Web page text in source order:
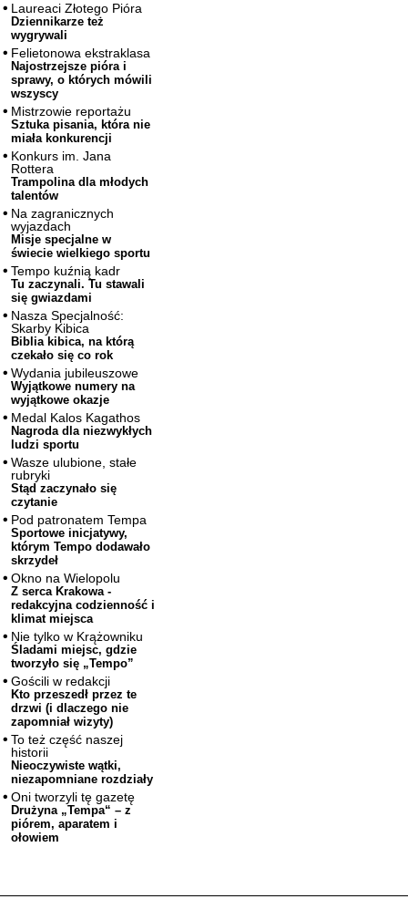
Laureaci Złotego Pióra
Dziennikarze też
wygrywali
Felietonowa ekstraklasa
Najostrzejsze pióra i
sprawy, o których mówili
wszyscy
Mistrzowie reportażu
Sztuka pisania, która nie
miała konkurencji
Konkurs im. Jana
Rottera
Trampolina dla młodych
talentów
Na zagranicznych
wyjazdach
Misje specjalne w
świecie wielkiego sportu
Tempo kuźnią kadr
Tu zaczynali. Tu stawali
się gwiazdami
Nasza Specjalność:
Skarby Kibica
Biblia kibica, na którą
czekało się co rok
Wydania jubileuszowe
Wyjątkowe numery na
wyjątkowe okazje
Medal Kalos Kagathos
Nagroda dla niezwykłych
ludzi sportu
Wasze ulubione, stałe
rubryki
Stąd zaczynało się
czytanie
Pod patronatem Tempa
Sportowe inicjatywy,
którym Tempo dodawało
skrzydeł
Okno na Wielopolu
Z serca Krakowa -
redakcyjna codzienność i
klimat miejsca
Nie tylko w Krążowniku
Śladami miejsc, gdzie
tworzyło się „Tempo”
Gościli w redakcji
Kto przeszedł przez te
drzwi (i dlaczego nie
zapomniał wizyty)
To też część naszej
historii
Nieoczywiste wątki,
niezapomniane rozdziały
Oni tworzyli tę gazetę
Drużyna „Tempa“ – z
piórem, aparatem i
ołowiem